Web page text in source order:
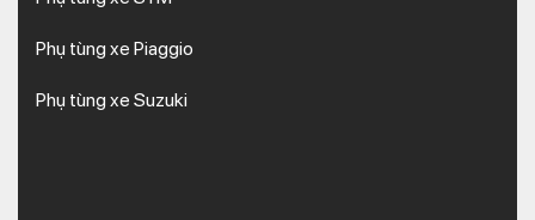
Phụ tùng xe Piaggio
Phụ tùng xe Suzuki